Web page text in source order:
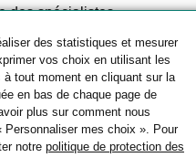
des spécialistes.
spécialisé IoT +
(Maintenance des
Énergétique)
des statistiques et mesurer
vos choix en utilisant les
à tout moment en cliquant sur la
en bas de chaque page de
plus sur comment nous
mes choix ». Pour
notre politique de protection des